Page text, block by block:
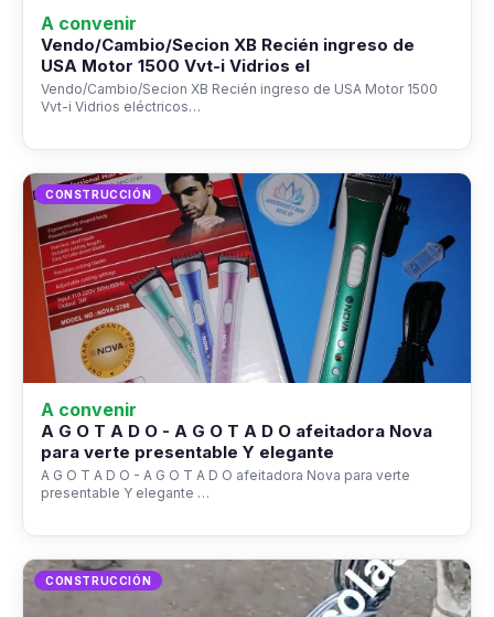
A convenir
Vendo/Cambio/Secion XB Recién ingreso de
USA Motor 1500 Vvt-i Vidrios el
Vendo/Cambio/Secion XB Recién ingreso de USA Motor 1500
Vvt-i Vidrios eléctricos…
CONSTRUCCIÓN
A convenir
A G O T A D O - A G O T A D O afeitadora Nova
para verte presentable Y elegante
A G O T A D O - A G O T A D O afeitadora Nova para verte
presentable Y elegante …
CONSTRUCCIÓN